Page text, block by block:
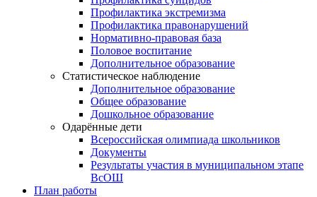
Профилактика экстремизма
Профилактика правонарушений
Нормативно-правовая база
Половое воспитание
Дополнительное образование
Статистическое наблюдение
Дополнительное образование
Общее образование
Дошкольное образование
Одарённые дети
Всероссийская олимпиада школьников
Документы
Результаты участия в муниципальном этапе
ВсОШ
План работы